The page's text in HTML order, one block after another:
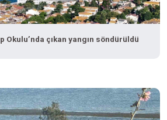
Okulu’nda çıkan yangın söndürüldü